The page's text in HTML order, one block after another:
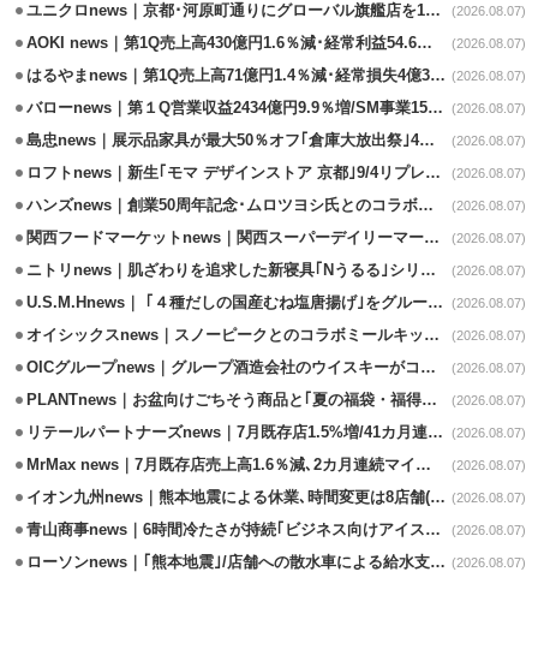
ユニクロnews｜京都･河原町通りにグローバル旗艦店を11/6開設 (2026.08.07)
AOKI news｜第1Q売上高430億円1.6％減･経常利益54.6％減 (2026.08.07)
はるやまnews｜第1Q売上高71億円1.4％減･経常損失4億3800万円 (2026.08.07)
バローnews｜第１Q営業収益2434億円9.9％増/SM事業15.5％増と絶好調 (2026.08.07)
島忠news｜展示品家具が最大50％オフ｢倉庫大放出祭｣4店舗限定で開催 (2026.08.07)
ロフトnews｜新生｢モマ デザインストア 京都｣9/4リプレイスオープン (2026.08.07)
ハンズnews｜創業50周年記念･ムロツヨシ氏とのコラボ企画｢ムロハンズ｣開催 (2026.08.07)
関西フードマーケットnews｜関西スーパーデイリーマート蒲生店8/7改装 (2026.08.07)
ニトリnews｜肌ざわりを追求した新寝具｢Nうるる｣シリーズを発売 (2026.08.07)
U.S.M.Hnews｜ ｢４種だしの国産むね塩唐揚げ｣をグループ610店で共同販促 (2026.08.07)
オイシックスnews｜スノーピークとのコラボミールキット8/13発売 (2026.08.07)
OICグループnews｜グループ酒造会社のウイスキーがコンペティション受賞 (2026.08.07)
PLANTnews｜お盆向けごちそう商品と｢夏の福袋・福得カート｣8/8から開催 (2026.08.07)
リテールパートナーズnews｜7月既存店1.5%増/41カ月連続増 (2026.08.07)
MrMax news｜7月既存店売上高1.6％減､2カ月連続マイナス (2026.08.07)
イオン九州news｜熊本地震による休業､時間変更は8店舗(8/7時点) (2026.08.07)
青山商事news｜6時間冷たさが持続｢ビジネス向けアイスベスト｣発売 (2026.08.07)
ローソンnews｜｢熊本地震｣/店舗への散水車による給水支援を開始 (2026.08.07)